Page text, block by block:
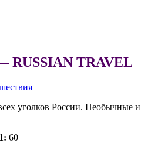
RUSSIAN TRAVEL
уголков России. Необычные и
60